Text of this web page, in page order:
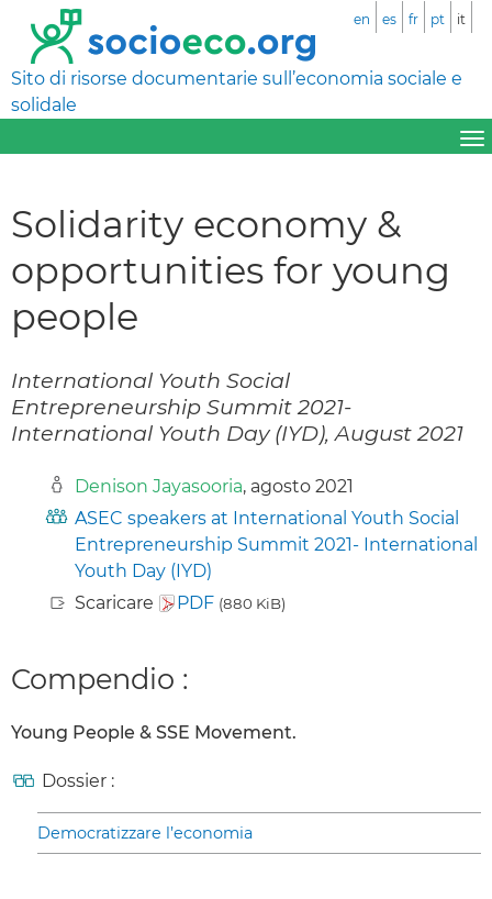
Sito di risorse documentarie sull’economia sociale e
solidale
en es fr pt it
Solidarity economy &
opportunities for young
people
International Youth Social
Entrepreneurship Summit 2021-
International Youth Day (IYD), August 2021
Denison Jayasooria, agosto 2021
ASEC speakers at International Youth Social
Entrepreneurship Summit 2021- International
Youth Day (IYD)
Scaricare
PDF (880 KiB)
Compendio :
Young People & SSE Movement.
Dossier :
Democratizzare l’economia